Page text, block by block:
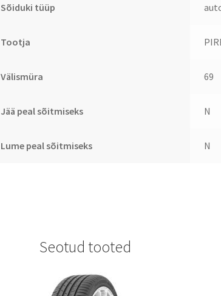
Sõiduki tüüp
Tootja
Välismüra 69
Jää peal sõitmiseks N
Lume peal sõitmiseks N
Seotud tooted